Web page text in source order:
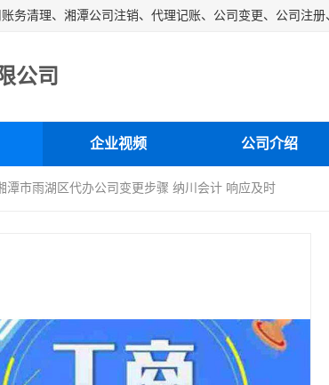
公司
企业视频 公司介绍
潭市雨湖区代办公司变更步骤 纳川会计 响应及时